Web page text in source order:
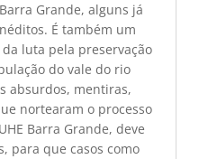
Grande, alguns já
É também um
luta pela preservação
do vale do rio
absurdos, mentiras,
nortearam o processo
Barra Grande, deve
para que casos como